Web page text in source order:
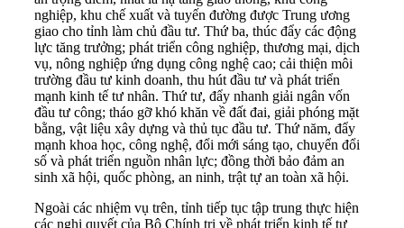
nghiệp, khu chế xuất và tuyến đường được Trung ương
giao cho tỉnh làm chủ đầu tư. Thứ ba, thúc đẩy các động
lực tăng trưởng; phát triển công nghiệp, thương mại, dịch
vụ, nông nghiệp ứng dụng công nghệ cao; cải thiện môi
trường đầu tư kinh doanh, thu hút đầu tư và phát triển
mạnh kinh tế tư nhân. Thứ tư, đẩy nhanh giải ngân vốn
đầu tư công; tháo gỡ khó khăn về đất đai, giải phóng mặt
bằng, vật liệu xây dựng và thủ tục đầu tư. Thứ năm, đẩy
mạnh khoa học, công nghệ, đổi mới sáng tạo, chuyển đổi
số và phát triển nguồn nhân lực; đồng thời bảo đảm an
sinh xã hội, quốc phòng, an ninh, trật tự an toàn xã hội.
Ngoài các nhiệm vụ trên, tỉnh tiếp tục tập trung thực hiện
các nghị quyết của Bộ Chính trị về phát triển kinh tế tư